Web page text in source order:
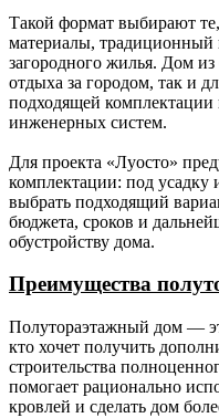
Такой формат выбирают
материалы,
загородного жилья. Дом
отдыха за городом, так и
подходящей комплектации
инженерных систем.
Для проекта «Луосто»
комплектации: под усадку
выбрать подходящий
бюджета, сроков и
обустройству дома.
Преимущества
Полутораэтажный дом —
кто хочет получить
строительства
помогает рационально
кровлей и сделать дом